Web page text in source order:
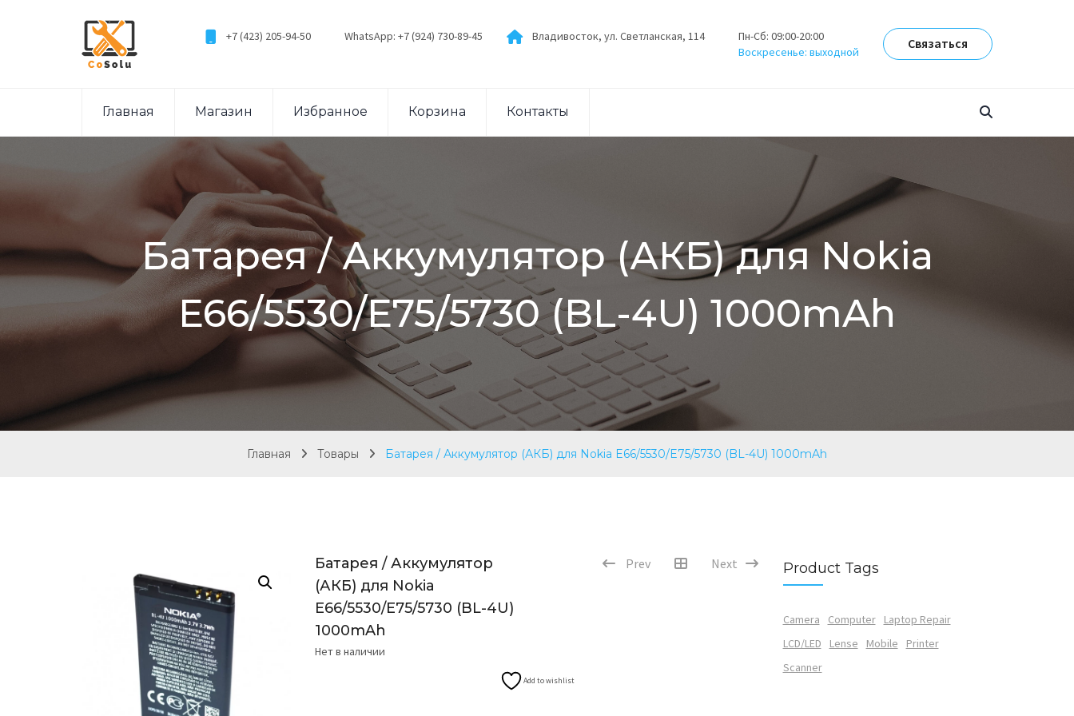
+7 (423) 205-94-50 WhatsApp: +7 (924) 730-89-45 Владивосток, ул. Светланская, 114
Пн-Сб: 09:00-20:00
Воскресенье: выходной
Связаться
Главная Магазин Избранное Корзина Контакты
Батарея / Аккумулятор (АКБ) для Nokia
E66/5530/E75/5730 (BL-4U) 1000mAh
Главная Товары Батарея / Аккумулятор (АКБ) для Nokia E66/5530/E75/5730 (BL-4U) 1000mAh
Prev Next
Батарея / Аккумулятор
(АКБ) для Nokia
E66/5530/E75/5730 (BL-4U)
1000mAh
Нет в наличии
Add to wishlist
Product Tags
Camera Computer
Laptop Repair
LCD/LED
Lense Mobile
Printer
Scanner